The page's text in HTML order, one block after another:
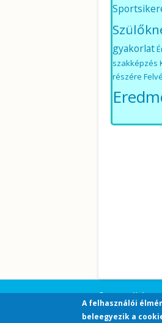
gyakorlat
szakképzés
részére
© 2026
A felhasználói
beleegyezik a